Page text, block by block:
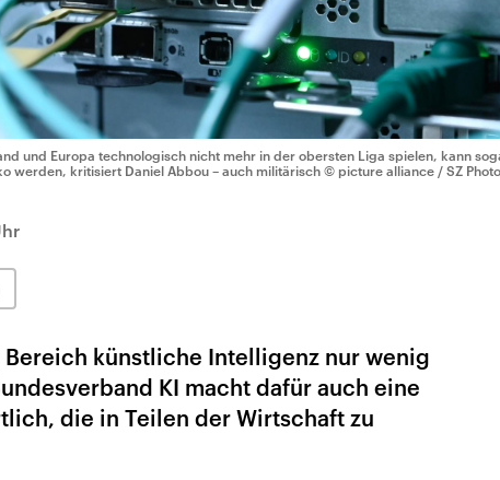
und Europa technologisch nicht mehr in der obersten Liga spielen, kann
werden, kritisiert Daniel Abbou – auch militärisch © picture alliance / SZ
künstliche Intelligenz nur wenig
KI macht dafür auch eine
die in Teilen der Wirtschaft zu